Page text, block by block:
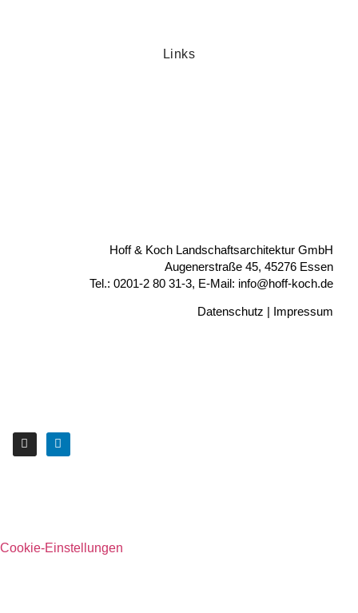
Links
Hoff & Koch Landschaftsarchitektur GmbH
Augenerstraße 45, 45276 Essen
Tel.: 0201-2 80 31-3, E-Mail: info@hoff-koch.de
Datenschutz | Impressum
Cookie-Einstellungen